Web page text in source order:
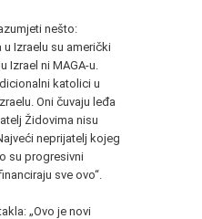
nešto:
Izraelu su američki
Izrael ni MAGA-u.
katolici u
Oni čuvaju leđa
Židovima nisu
neprijatelj kojeg
su progresivni
sve ovo“.
„Ovo je novi